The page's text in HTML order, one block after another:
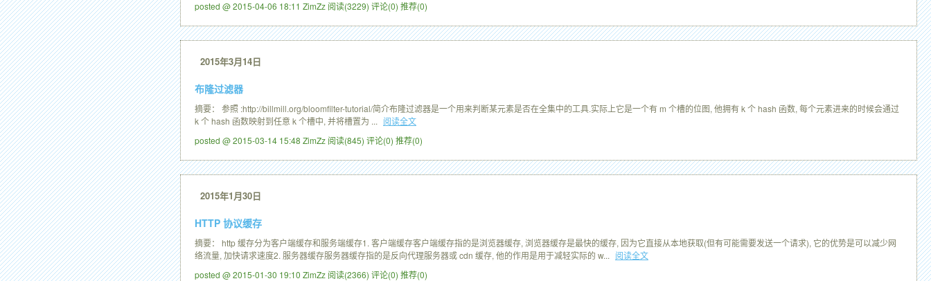
posted @ 2015-04-06 18:11 ZimZz 阅读(3229) 评论(0) 推荐(0)
2015年3月14日
布隆过滤器
摘要： 参照 :http://billmill.org/bloomfilter-tutorial/简介布隆过滤器是一个用来判断某元素是否在全集中的工具.实际上它是一个有 m 个槽的位图, 他拥有 k 个 hash 函数, 每个元素进来的时候会通过
k 个 hash 函数映射到任意 k 个槽中, 并将槽置为 ... 阅读全文
posted @ 2015-03-14 15:48 ZimZz 阅读(845) 评论(0) 推荐(0)
2015年1月30日
HTTP 协议缓存
摘要： http 缓存分为客户端缓存和服务端缓存1. 客户端缓存客户端缓存指的是浏览器缓存, 浏览器缓存是最快的缓存, 因为它直接从本地获取(但有可能需要发送一个请求), 它的优势是可以减少网
络流量, 加快请求速度2. 服务器缓存服务器缓存指的是反向代理服务器或 cdn 缓存, 他的作用是用于减轻实际的 w... 阅读全文
posted @ 2015-01-30 19:10 ZimZz 阅读(2366) 评论(0) 推荐(0)